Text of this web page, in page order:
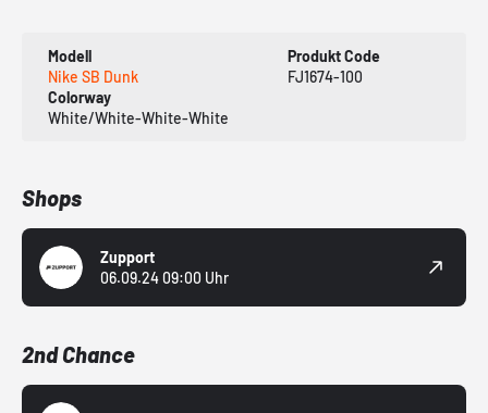
Modell
Nike SB Dunk
Produkt Code
FJ1674-100
Colorway
White/White-White-White
Shops
Zupport
06.09.24 09:00 Uhr
2nd Chance